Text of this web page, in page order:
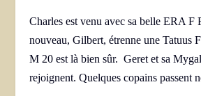
Charles est venu avec sa belle ERA F
nouveau, Gilbert, étrenne une Tatuus
M 20 est là bien sûr. Geret et sa
rejoignent. Quelques copains passent